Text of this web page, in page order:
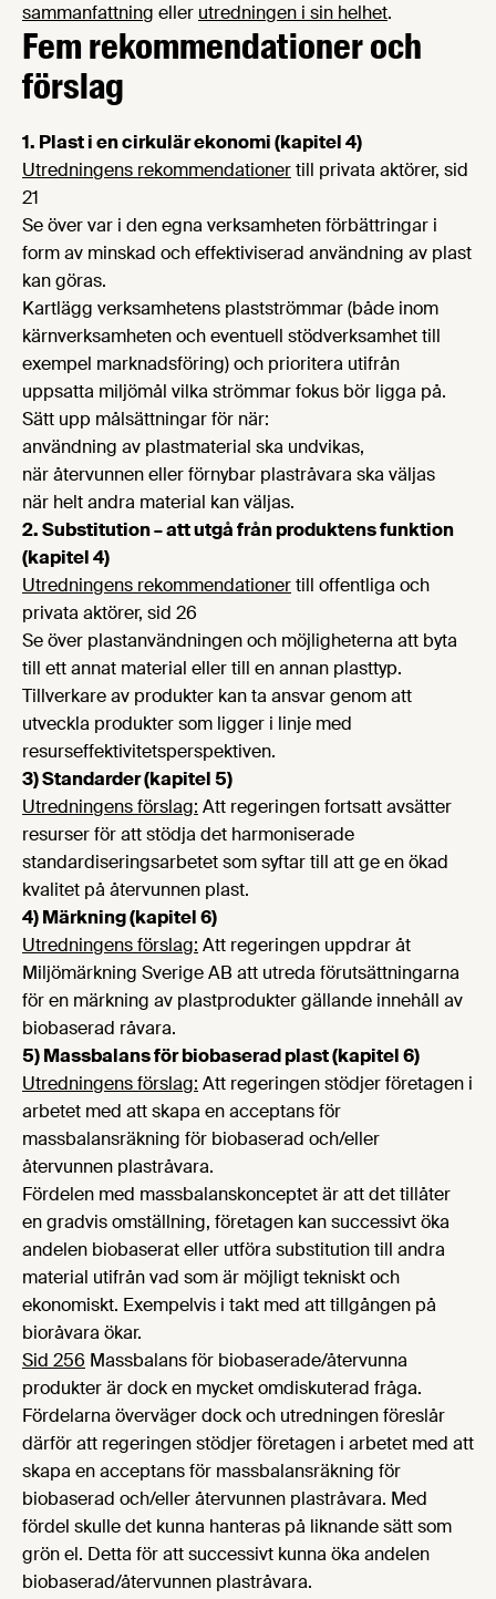
sammanfattning eller utredningen i sin helhet.
Fem rekommendationer och
förslag
1. Plast i en cirkulär ekonomi (kapitel 4)
Utredningens rekommendationertill privata aktörer, sid
21
Se över var i den egna verksamheten förbättringar i
form av minskad och effektiviserad användning av plast
kan göras.
Kartlägg verksamhetens plastströmmar (både inom
kärnverksamheten och eventuell stödverksamhet till
exempel marknadsföring) och prioritera utifrån
uppsatta miljömål vilka strömmar fokus bör ligga på.
Sätt upp målsättningar för när:
användning av plastmaterial ska undvikas,
när återvunnen eller förnybar plastråvara ska väljas
när helt andra material kan väljas.
2. Substitution – att utgå från produktens funktion
(kapitel 4)
Utredningens rekommendationertill offentliga och
privata aktörer, sid 26
Se över plastanvändningen och möjligheterna att byta
till ett annat material eller till en annan plasttyp.
Tillverkare av produkter kan ta ansvar genom att
utveckla produkter som ligger i linje med
resurseffektivitetsperspektiven.
3) Standarder (kapitel 5)
Utredningens förslag: Att regeringen fortsatt avsätter
resurser för att stödja det harmoniserade
standardiseringsarbetet som syftar till att ge en ökad
kvalitet på återvunnen plast.
4) Märkning (kapitel 6)
Utredningens förslag: Att regeringen uppdrar åt
Miljömärkning Sverige AB att utreda förutsättningarna
för en märkning av plastprodukter gällande innehåll av
biobaserad råvara.
5) Massbalans för biobaserad plast (kapitel 6)
Utredningens förslag: Att regeringen stödjer företagen i
arbetet med att skapa en acceptans för
massbalansräkning för biobaserad och/eller
återvunnen plastråvara.
Fördelen med massbalanskonceptet är att det tillåter
en gradvis omställning, företagen kan successivt öka
andelen biobaserat eller utföra substitution till andra
material utifrån vad som är möjligt tekniskt och
ekonomiskt. Exempelvis i takt med att tillgången på
bioråvara ökar.
Sid 256 Massbalans för biobaserade/återvunna
produkter är dock en mycket omdiskuterad fråga.
Fördelarna överväger dock och utredningen föreslår
därför att regeringen stödjer företagen i arbetet med att
skapa en acceptans för massbalansräkning för
biobaserad och/eller återvunnen plastråvara. Med
fördel skulle det kunna hanteras på liknande sätt som
grön el. Detta för att successivt kunna öka andelen
biobaserad/återvunnen plastråvara.